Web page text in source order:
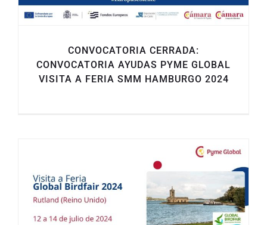
CONVOCATORIA CERRADA:
CONVOCATORIA AYUDAS PYME GLOBAL
VISITA A FERIA SMM HAMBURGO 2024